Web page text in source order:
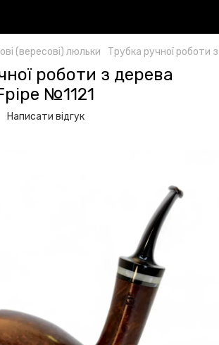
(вересові) люльки Трубка ручної роботи
роботи з дерева
№1121
Написати відгук